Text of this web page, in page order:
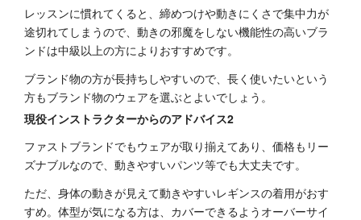
レッスンに慣れてくると、締めつけや動きにくさで集中力が
途切れてしまうので、動きの邪魔をしない機能性の高いブラ
ンドは中級以上の方によりおすすめです。
ブランド物の方が長持ちしやすいので、長く使いたいという
方もブランド物のウェアを選ぶとよいでしょう。
現役インストラクターからのアドバイス2
ファストブランドでもウェアが取り揃えてあり、価格もリー
ズナブルなので、動きやすいパンツ等でも大丈夫です。
ただ、身体の動きが見えて動きやすいレギンスの着用がおす
すめ。体型が気になる方は、カバーできるようオーバーサイ